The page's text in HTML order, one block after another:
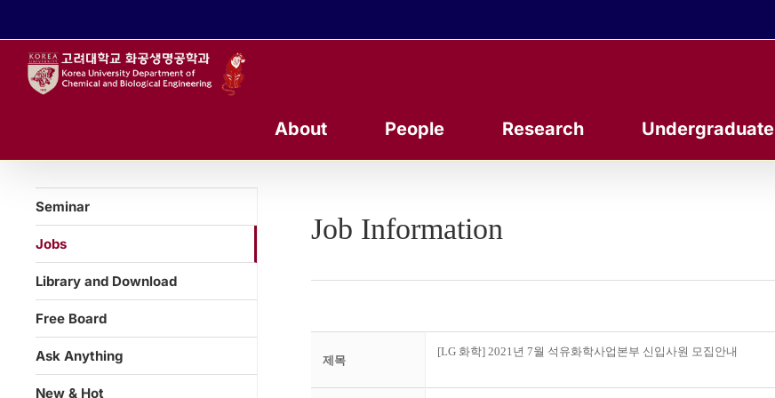
About People Research Undergraduate
Job Information
제목
[LG 화학] 2021년 7월 석유화학사업본부 신입사원 모집안내
Seminar
Jobs
Library and Download
Free Board
Ask Anything
New & Hot